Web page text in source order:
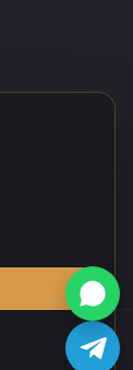
является
437